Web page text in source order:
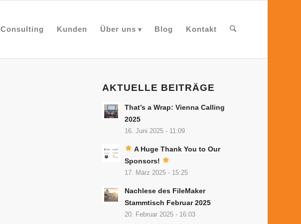
Consulting Kunden Über uns Blog Kontakt
AKTUELLE BEITRÄGE
That’s a Wrap: Vienna Calling
2025
16. Juni 2025 - 11:09
A Huge Thank You to Our
Sponsors!
17. März 2025 - 15:25
Nachlese des FileMaker
Stammtisch Februar 2025
20. Februar 2025 - 16:03